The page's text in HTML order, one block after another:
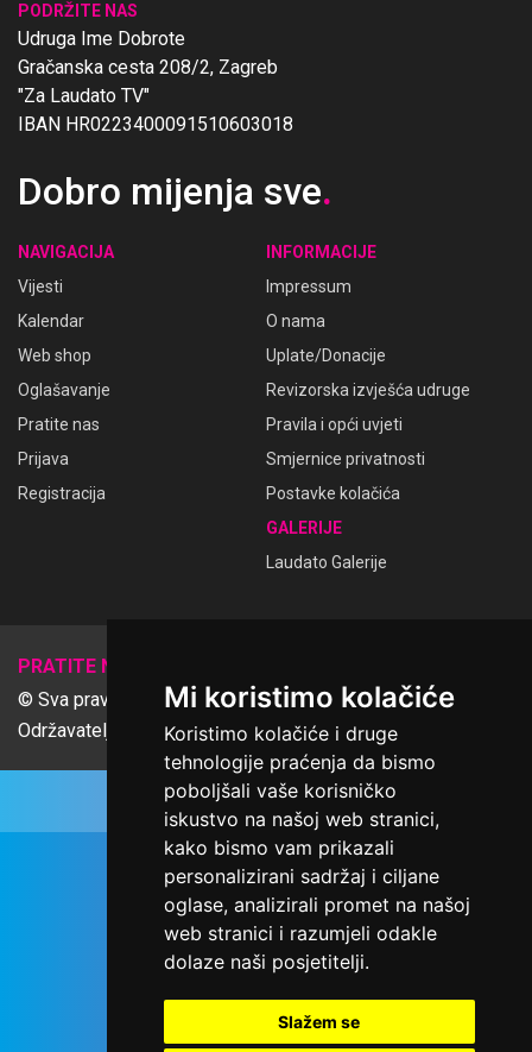
Mi koristimo kolačiće
Koristimo kolačiće i druge
tehnologije praćenja da bismo
poboljšali vaše korisničko
iskustvo na našoj web stranici,
kako bismo vam prikazali
personalizirani sadržaj i ciljane
oglase, analizirali promet na našoj
web stranici i razumjeli odakle
dolaze naši posjetitelji.
Slažem se
PODRŽITE NAS
Udruga Ime Dobrote
Gračanska cesta 208/2, Zagreb
"Za Laudato TV"
IBAN HR0223400091510603018
Dobro mijenja sve.
NAVIGACIJA
Vijesti
Kalendar
Web shop
Oglašavanje
Pratite nas
Prijava
Registracija
INFORMACIJE
Impressum
O nama
Uplate/Donacije
Revizorska izvješća udruge
Pravila i opći uvjeti
Smjernice privatnosti
Postavke kolačića
GALERIJE
Laudato Galerije
PRATITE NAS
© Sva prava pridržana Udruga Ime dobrote
Održavatelj Netcom d.o.o., Riva 6, Rijeka